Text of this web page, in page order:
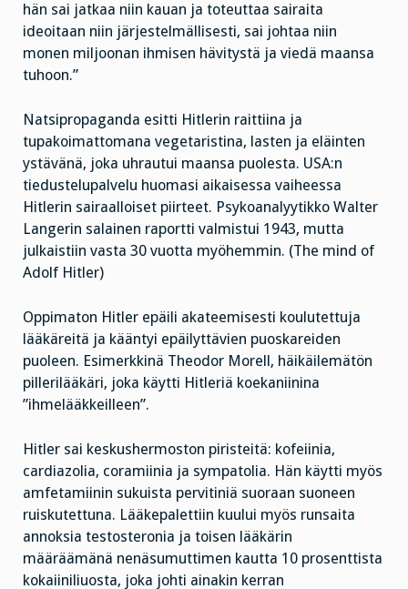
hän sai jatkaa niin kauan ja toteuttaa sairaita
ideoitaan niin järjestelmällisesti, sai johtaa niin
monen miljoonan ihmisen hävitystä ja viedä maansa
tuhoon.”
Natsipropaganda esitti Hitlerin raittiina ja
tupakoimattomana vegetaristina, lasten ja eläinten
ystävänä, joka uhrautui maansa puolesta. USA:n
tiedustelupalvelu huomasi aikaisessa vaiheessa
Hitlerin sairaalloiset piirteet. Psykoanalyytikko Walter
Langerin salainen raportti valmistui 1943, mutta
julkaistiin vasta 30 vuotta myöhemmin. (The mind of
Adolf Hitler)
Oppimaton Hitler epäili akateemisesti koulutettuja
lääkäreitä ja kääntyi epäilyttävien puoskareiden
puoleen. Esimerkkinä Theodor Morell, häikäilemätön
pillerilääkäri, joka käytti Hitleriä koekaniinina
”ihmelääkkeilleen”.
Hitler sai keskushermoston piristeitä: kofeiinia,
cardiazolia, coramiinia ja sympatolia. Hän käytti myös
amfetamiinin sukuista pervitiniä suoraan suoneen
ruiskutettuna. Lääkepalettiin kuului myös runsaita
annoksia testosteronia ja toisen lääkärin
määräämänä nenäsumuttimen kautta 10 prosenttista
kokaiiniliuosta, joka johti ainakin kerran